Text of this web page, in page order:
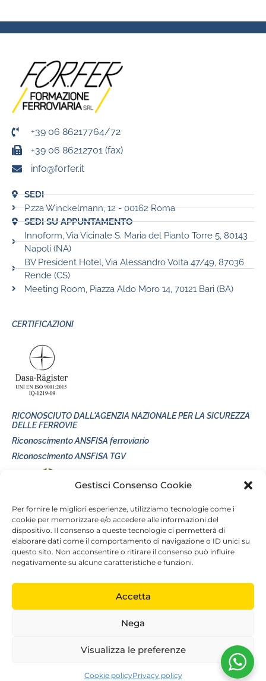
Gestisci Consenso Cookie
Per fornire le migliori esperienze, utilizziamo tecnologie come i
cookie per memorizzare e/o accedere alle informazioni del
dispositivo. Il consenso a queste tecnologie ci permetterà di
elaborare dati come il comportamento di navigazione o ID unici su
questo sito. Non acconsentire o ritirare il consenso può influire
negativamente su alcune caratteristiche e funzioni.
Accetta
Nega
Visualizza le preferenze
Cookie policyPrivacy policy
+39 06 86217764/72
+39 06 86212701 (fax)
info@forfer.it
SEDI
P.zza Winckelmann, 12 - 00162 Roma
SEDI SU APPUNTAMENTO
Innoform, Via Vicinale S. Maria del Pianto Torre 5, 80143
Napoli (NA)
BV President Hotel, Via Alessandro Volta 47/49, 87036
Rende (CS)
Meeting Room, Piazza Aldo Moro 14, 70121 Bari (BA)
CERTIFICAZIONI
RICONOSCIUTO DALL'AGENZIA NAZIONALE PER LA SICUREZZA
DELLE FERROVIE
Riconoscimento ANSFISA ferroviario
Riconoscimento ANSFISA TGV
POLITICA ED OBIETTIVI
SEGUICI SUI CANALI SOCIAL
For.Fer Srl - P.zza G. Winckelmann, 12, 00162 RM - CF/P.IVA